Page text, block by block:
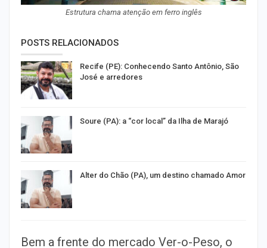
Estrutura chama atenção em ferro inglês
POSTS RELACIONADOS
Recife (PE): Conhecendo Santo Antônio, São
José e arredores
Soure (PA): a “cor local” da Ilha de Marajó
Alter do Chão (PA), um destino chamado Amor
Bem a frente do mercado Ver-o-Peso, o